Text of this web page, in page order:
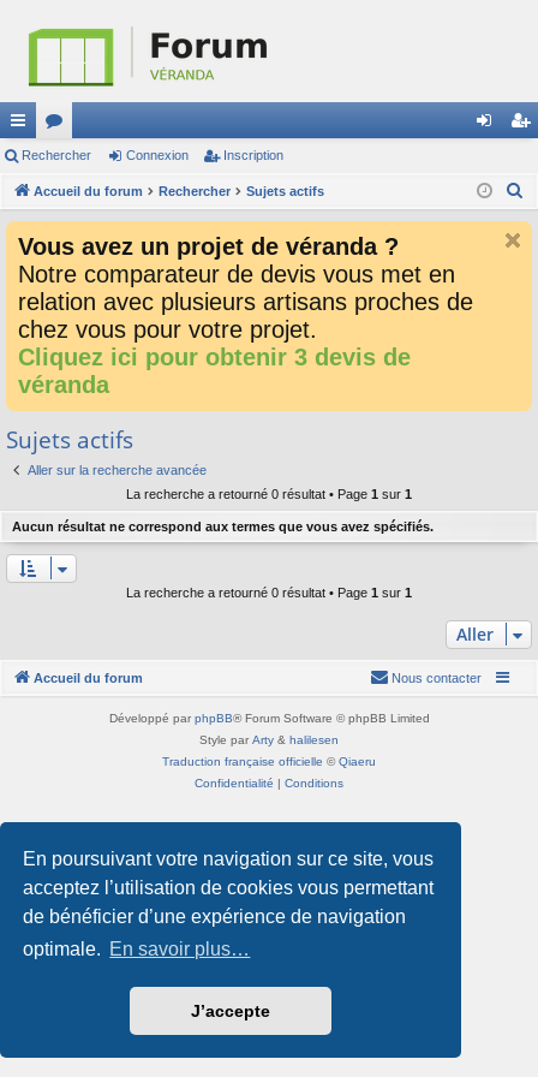
En poursuivant votre navigation sur ce site, vous
acceptez l’utilisation de cookies vous permettant
de bénéficier d’une expérience de navigation
optimale. En savoir plus…
J’accepte
ac
co
ci
or
u
s
ne cri
Rechercher Connexion Inscription
Accueil du forum Rechercher Sujets actifs
Vous avez un projet de véranda ?
Notre comparateur de devis vous met en
relation avec plusieurs artisans proches de
chez vous pour votre projet.
Cliquez ici pour obtenir 3 devis de
véranda
Sujets actifs
Aller sur la recherche avancée
La recherche a retourné 0 résultat • Page 1 sur 1
Aucun résultat ne correspond aux termes que vous avez spécifiés.
La recherche a retourné 0 résultat • Page 1 sur 1
Aller
Accueil du forum Nous contacter
Développé par phpBB® Forum Software © phpBB Limited
Style par Arty & halilesen
Traduction française officielle ©Qiaeru
Confidentialité | Conditions